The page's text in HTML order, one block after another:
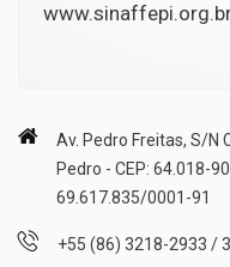
Av. Pedro Freitas, S/N
Pedro - CEP: 64.018-
69.617.835/0001-91
+55 (86) 3218-2933 /